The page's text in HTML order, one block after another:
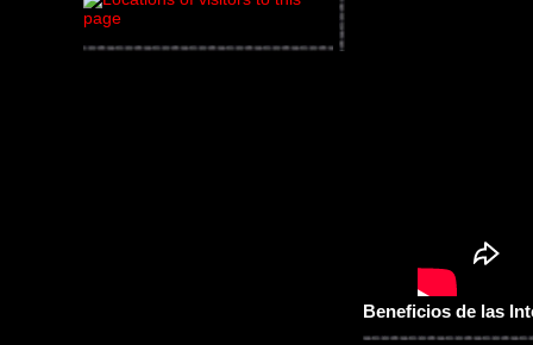
Beneficios de las